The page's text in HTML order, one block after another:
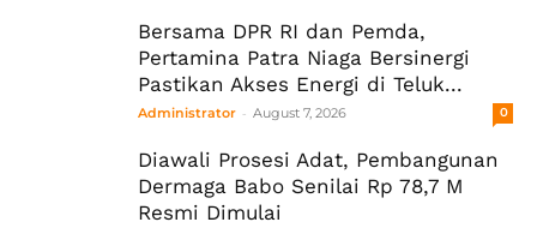
Bersama DPR RI dan Pemda,
Pertamina Patra Niaga Bersinergi
Pastikan Akses Energi di Teluk...
Administrator - August 7, 2026 0
Diawali Prosesi Adat, Pembangunan
Dermaga Babo Senilai Rp 78,7 M
Resmi Dimulai